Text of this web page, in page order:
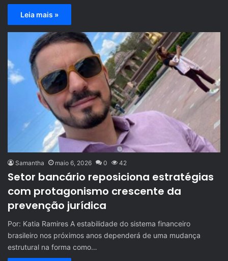
Leia mais »
Samantha maio 6, 2026 0 42
Setor bancário reposiciona estratégias
com protagonismo crescente da
prevenção jurídica
Por: Katia Ramires A estabilidade do sistema financeiro
brasileiro nos próximos anos dependerá de uma mudança
estrutural na forma como…